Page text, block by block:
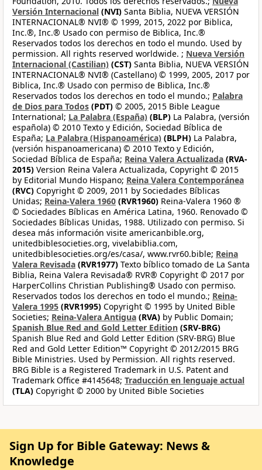
Versión Internacional (NVI) Santa Biblia, NUEVA VERSIÓN
INTERNACIONAL® NVI® © 1999, 2015, 2022 por Biblica,
Inc.®, Inc.® Usado con permiso de Biblica, Inc.®
Reservados todos los derechos en todo el mundo. Used by
permission. All rights reserved worldwide. ; Nueva Versión
Internacional (Castilian) (CST) Santa Biblia, NUEVA VERSIÓN
INTERNACIONAL® NVI® (Castellano) © 1999, 2005, 2017 por
Biblica, Inc.® Usado con permiso de Biblica, Inc.®
Reservados todos los derechos en todo el mundo.; Palabra
de Dios para Todos (PDT) © 2005, 2015 Bible League
International; La Palabra (España) (BLP) La Palabra, (versión
española) © 2010 Texto y Edición, Sociedad Bíblica de
España; La Palabra (Hispanoamérica) (BLPH) La Palabra,
(versión hispanoamericana) © 2010 Texto y Edición,
Sociedad Bíblica de España; Reina Valera Actualizada (RVA-
2015) Version Reina Valera Actualizada, Copyright © 2015
by Editorial Mundo Hispano; Reina Valera Contemporánea
(RVC) Copyright © 2009, 2011 by Sociedades Bíblicas
Unidas; Reina-Valera 1960 (RVR1960) Reina-Valera 1960 ®
© Sociedades Bíblicas en América Latina, 1960. Renovado ©
Sociedades Bíblicas Unidas, 1988. Utilizado con permiso. Si
desea más información visite americanbible.org,
unitedbiblesocieties.org, vivelabiblia.com,
unitedbiblesocieties.org/es/casa/, www.rvr60.bible; Reina
Valera Revisada (RVR1977) Texto bíblico tomado de La Santa
Biblia, Reina Valera Revisada® RVR® Copyright © 2017 por
HarperCollins Christian Publishing® Usado con permiso.
Reservados todos los derechos en todo el mundo.; Reina-
Valera 1995 (RVR1995) Copyright © 1995 by United Bible
Societies; Reina-Valera Antigua (RVA) by Public Domain;
Spanish Blue Red and Gold Letter Edition (SRV-BRG)
Spanish Blue Red and Gold Letter Edition (SRV-BRG) Blue
Red and Gold Letter Edition™ Copyright © 2012/2015 BRG
Bible Ministries. Used by Permission. All rights reserved.
BRG Bible is a Registered Trademark in U.S. Patent and
Trademark Office #4145648; Traducción en lenguaje actual
(TLA) Copyright © 2000 by United Bible Societies
Sign Up for Bible Gateway: News &
Knowledge